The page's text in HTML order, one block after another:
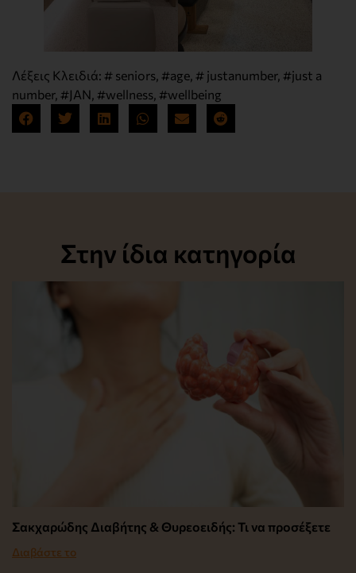
Λέξεις Κλειδιά: # seniors #age # justanumber, #just a
number, #JAN #wellness #wellbeing
Στην ίδια κατηγορία
Σακχαρώδης Διαβήτης & Θυρεοειδής: Τι να προσέξετε
Διαβάστε το